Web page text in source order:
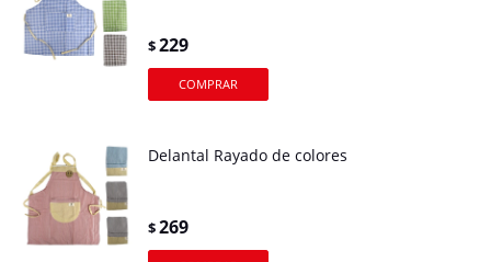
$229
Delantal Rayado de colores
$269